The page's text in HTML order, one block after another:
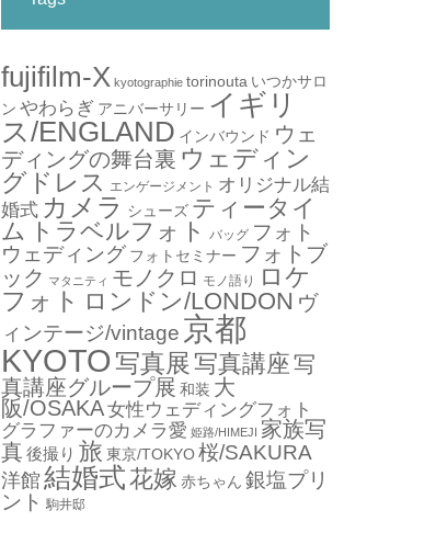
fujifilm-X kyotographie torinouta いつかサロ
ン やわらぎ アニバーサリー イギリ
ス/ENGLAND インバウンド ウェ
ディングの舞台裏 ウェディン
グドレス エンゲージメント オリジナル結
婚式 カメラ シューズ ティータイ
ム トラベルフォト バッグ フォト
ウェディング フォトセミナー フォトブ
ック マタニティ モノクロ モノ語り
ロケ
フォト ロンドン/LONDON ヴ
ィンテージ/vintage 京都
KYOTO 写真展 写真講座写
真講座グループ展 和装 大
阪/OSAKA女性ウェディングフォト
グラファーのカメラ愛 姫路/HIMEJI 家族写
真 後撮り 旅 東京/TOKYO桜/SAKURA
洋館 結婚式花嫁 赤ちゃん 銀塩プリ
ント 駒井邸